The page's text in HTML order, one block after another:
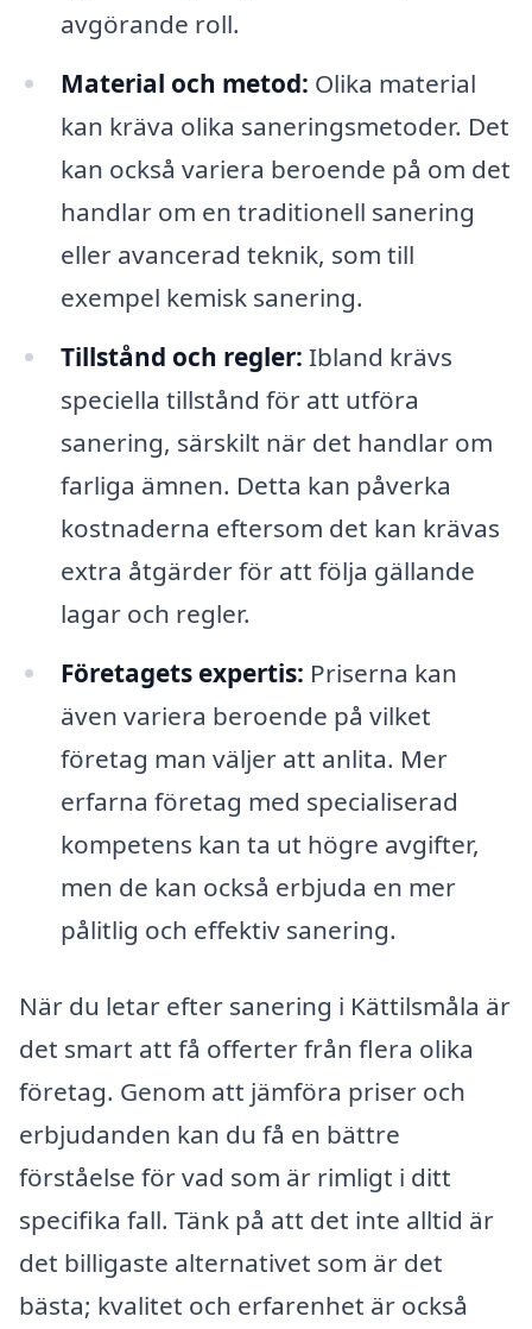
avgörande roll.
Material och metod: Olika material
kan kräva olika saneringsmetoder. Det
kan också variera beroende på om det
handlar om en traditionell sanering
eller avancerad teknik, som till
exempel kemisk sanering.
Tillstånd och regler: Ibland krävs
speciella tillstånd för att utföra
sanering, särskilt när det handlar om
farliga ämnen. Detta kan påverka
kostnaderna eftersom det kan krävas
extra åtgärder för att följa gällande
lagar och regler.
Företagets expertis: Priserna kan
även variera beroende på vilket
företag man väljer att anlita. Mer
erfarna företag med specialiserad
kompetens kan ta ut högre avgifter,
men de kan också erbjuda en mer
pålitlig och effektiv sanering.
När du letar efter sanering i Kättilsmåla är
det smart att få offerter från flera olika
företag. Genom att jämföra priser och
erbjudanden kan du få en bättre
förståelse för vad som är rimligt i ditt
specifika fall. Tänk på att det inte alltid är
det billigaste alternativet som är det
bästa; kvalitet och erfarenhet är också